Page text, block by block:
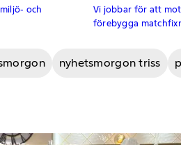
och
Vi jobbar för att
förebygga
nyhetsmorgon triss